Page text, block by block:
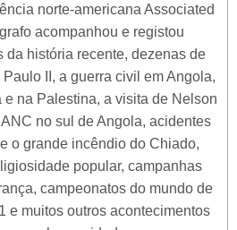
norte-americana Associated
acompanhou e registou
da história recente, dezenas de
II, a guerra civil em Angola,
na Palestina, a visita de Nelson
no sul de Angola, acidentes
o grande incêndio do Chiado,
popular, campanhas
campeonatos do mundo de
e muitos outros acontecimentos